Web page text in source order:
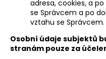
adresa, cookies, a
se Správcem a po
vztahu se Správcem.
Osobní údaje subjektů
stranám pouze za